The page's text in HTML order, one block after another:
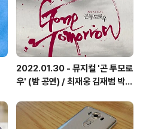
..
2022.01.30 - 뮤지컬 '곤 투모로
우' (밤 공연) / 최재웅 김재범 박영